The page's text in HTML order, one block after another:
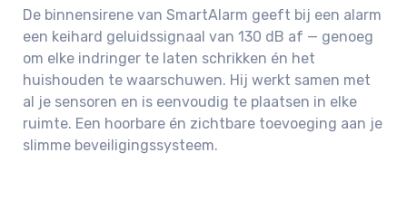
De binnensirene van SmartAlarm geeft bij een alarm
een keihard geluidssignaal van 130 dB af — genoeg
om elke indringer te laten schrikken én het
huishouden te waarschuwen. Hij werkt samen met
al je sensoren en is eenvoudig te plaatsen in elke
ruimte. Een hoorbare én zichtbare toevoeging aan je
slimme beveiligingssysteem.